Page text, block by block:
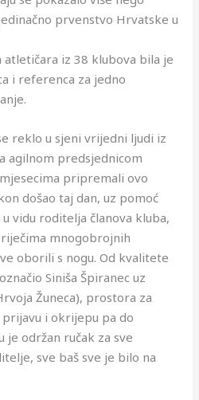
prvenstvo Hrvatske u
iz 38 klubova bila je
i referenca za jedno
reklo u sjeni vrijedni ljudi iz
agilnom predsjednicom
pripremali ovo
došao taj dan, uz pomoć
vidu roditelja članova kluba,
mnogobrojnih
oborili s nogu. Od kvalitete
Siniša Špiranec uz
Žuneca), prostora za
prijavu i okrijepu pa do
je održan ručak za sve
sve baš sve je bilo na